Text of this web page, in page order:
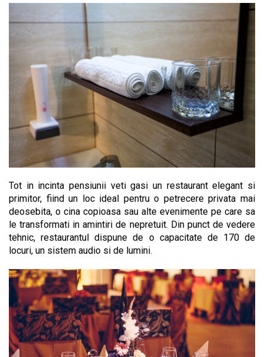
Tot in incinta pensiunii veti gasi un restaurant elegant si
primitor, fiind un loc ideal pentru o petrecere privata mai
deosebita, o cina copioasa sau alte evenimente pe care sa
le transformati in amintiri de nepretuit. Din punct de vedere
tehnic, restaurantul dispune de o capacitate de 170 de
locuri, un sistem audio si de lumini.